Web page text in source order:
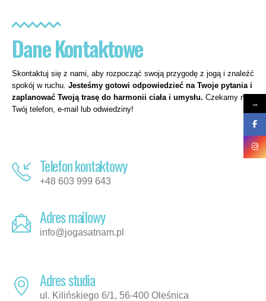
Dane Kontaktowe
Skontaktuj się z nami, aby rozpocząć swoją przygodę z jogą i znaleźć
spokój w ruchu. Jesteśmy gotowi odpowiedzieć na Twoje pytania i
zaplanować Twoją trasę do harmonii ciała i umysłu. Czekamy na
Twój telefon, e-mail lub odwiedziny!
Telefon kontaktowy
+48 603 999 643
Adres mailowy
info@jogasatnam.pl
Adres studia
ul. Kilińskiego 6/1, 56-400 Oleśnica
→